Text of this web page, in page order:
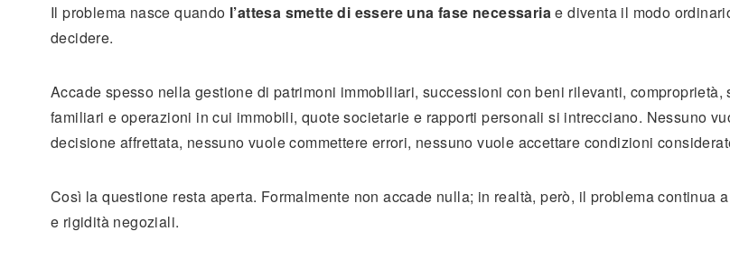
Il problema nasce quando l’attesa smette di essere una fase necessariae diventa il modo
decidere.
Accade spesso nella gestione di patrimoni immobiliari, successioni con beni rilevanti, comproprietà,
familiari e operazioni in cui immobili, quote societarie e rapporti personali si intrecciano. Nessuno
decisione affrettata, nessuno vuole commettere errori, nessuno vuole accettare condizioni
Così la questione resta aperta. Formalmente non accade nulla; in realtà, però, il problema continua
e rigidità negoziali.